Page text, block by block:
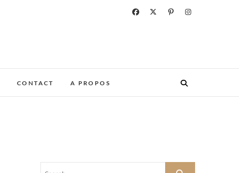
CONTACT A PROPOS